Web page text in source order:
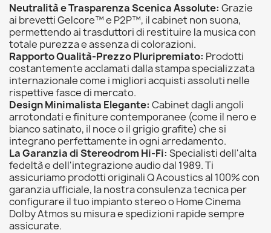
Neutralità e Trasparenza Scenica Assolute: Grazie
ai brevetti Gelcore™ e P2P™, il cabinet non suona,
permettendo ai trasduttori di restituire la musica con
totale purezza e assenza di colorazioni.
Rapporto Qualità-Prezzo Pluripremiato: Prodotti
costantemente acclamati dalla stampa specializzata
internazionale come i migliori acquisti assoluti nelle
rispettive fasce di mercato.
Design Minimalista Elegante: Cabinet dagli angoli
arrotondati e finiture contemporanee (come il nero e
bianco satinato, il noce o il grigio grafite) che si
integrano perfettamente in ogni arredamento.
La Garanzia di Stereodrom Hi-Fi: Specialisti dell'alta
fedeltà e dell'integrazione audio dal 1989. Ti
assicuriamo prodotti originali Q Acoustics al 100% con
garanzia ufficiale, la nostra consulenza tecnica per
configurare il tuo impianto stereo o Home Cinema
Dolby Atmos su misura e spedizioni rapide sempre
assicurate.